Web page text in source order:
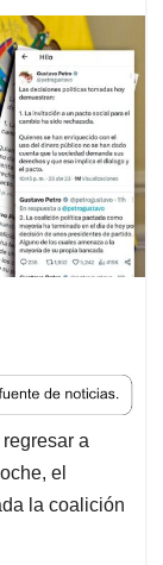
a
el
la coalición